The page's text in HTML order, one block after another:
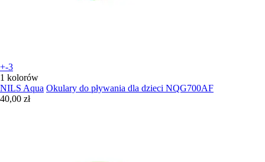
+-3
1 kolorów
NILS Aqua Okulary do pływania dla dzieci NQG700AF
40,00 zł